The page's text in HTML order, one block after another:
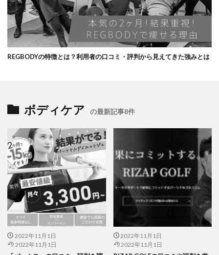
REGBODYの特徴とは？利用者の口コミ・評判から見えてきた強みとは
ボディケア の最新記事8件
2022年11月1日
2022年11月1日
2022年11月1日
2022年11月1日